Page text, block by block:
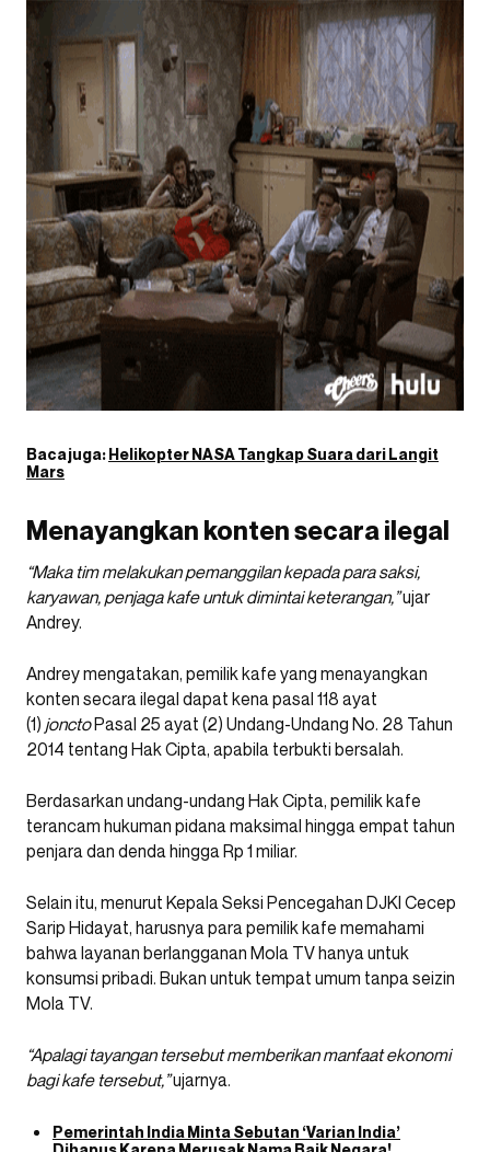
Baca juga:Helikopter NASA Tangkap Suara dari Langit
Mars
Menayangkan konten secara ilegal
“Maka tim melakukan pemanggilan kepada para saksi,
karyawan, penjaga kafe untuk dimintai keterangan,”ujar
Andrey.
Andrey mengatakan, pemilik kafe yang menayangkan
konten secara ilegal dapat kena pasal 118 ayat
(1) jonctoPasal 25 ayat (2) Undang-Undang No. 28 Tahun
2014 tentang Hak Cipta, apabila terbukti bersalah.
Berdasarkan undang-undang Hak Cipta, pemilik kafe
terancam hukuman pidana maksimal hingga empat tahun
penjara dan denda hingga Rp 1 miliar.
Selain itu, menurut Kepala Seksi Pencegahan DJKI Cecep
Sarip Hidayat, harusnya para pemilik kafe memahami
bahwa layanan berlangganan Mola TV hanya untuk
konsumsi pribadi. Bukan untuk tempat umum tanpa seizin
Mola TV.
“Apalagi tayangan tersebut memberikan manfaat ekonomi
bagi kafe tersebut,”ujarnya.
Pemerintah India Minta Sebutan ‘Varian India’